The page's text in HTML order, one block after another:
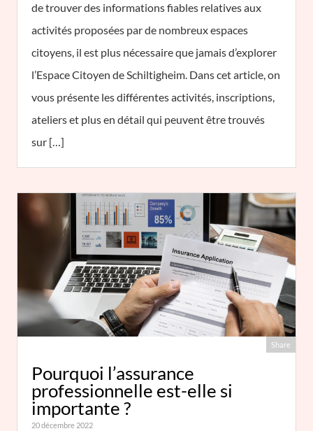
de trouver des informations fiables relatives aux
activités proposées par de nombreux espaces
citoyens, il est plus nécessaire que jamais d’explorer
l’Espace Citoyen de Schiltigheim. Dans cet article, on
vous présente les différentes activités, inscriptions,
ateliers et plus en détail qui peuvent être trouvés
sur […]
Share
Pourquoi l’assurance
professionnelle est-elle si
importante ?
20 décembre 2022